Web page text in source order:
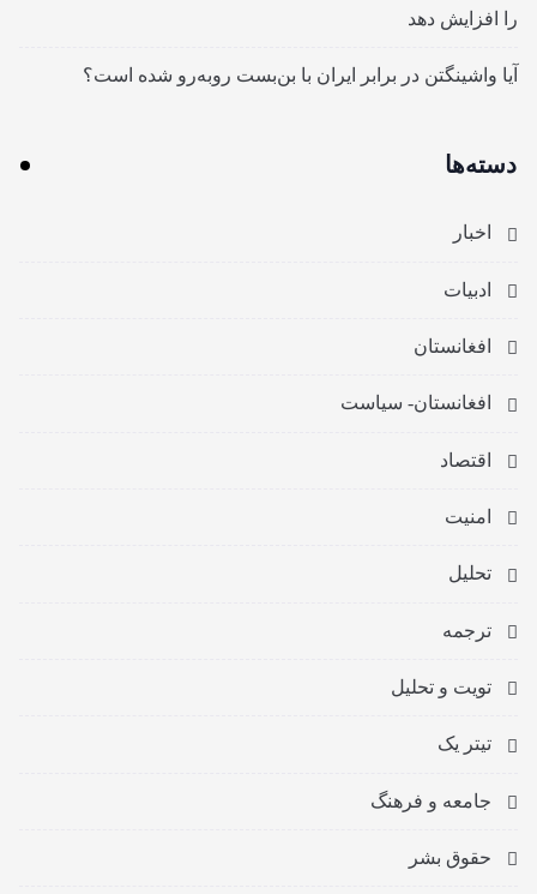
را افزایش دهد
آیا واشینگتن در برابر ایران با بن‌بست روبه‌رو شده است؟
دسته‌ها
اخبار
ادبیات
افغانستان
افغانستان- سیاست
اقتصاد
امنیت
تحلیل
ترجمه
تویت و تحلیل
تیتر یک
جامعه و فرهنگ
حقوق بشر